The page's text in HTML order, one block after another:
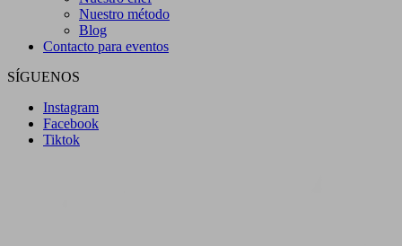
Nuestro método
Blog
Contacto para eventos
SÍGUENOS
Instagram
Facebook
Tiktok